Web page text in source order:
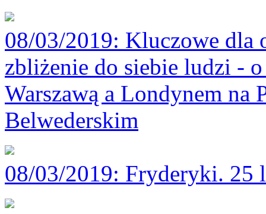
08/03/2019: Kluczowe dla
zbliżenie do siebie ludzi -
Warszawą a Londynem
Belwederskim
08/03/2019: Fryderyki. 25